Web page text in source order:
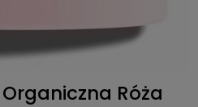
Róża